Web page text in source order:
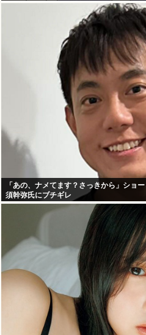
「あの、ナメてます？さっきから」ショ
須幹弥氏にブチギレ